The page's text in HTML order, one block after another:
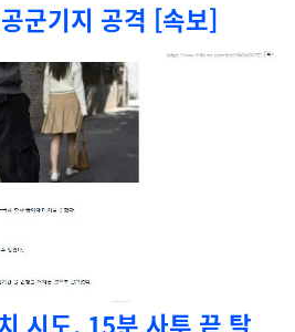
군기지 공격 [속보]
시도, 15분 사투 끝 탈